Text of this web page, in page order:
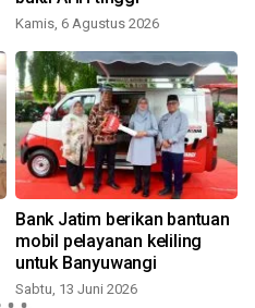
Kamis, 6 Agustus 2026
Bank Jatim berikan bantuan
mobil pelayanan keliling
untuk Banyuwangi
Sabtu, 13 Juni 2026